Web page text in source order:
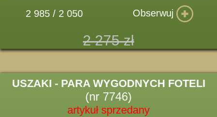
2 985 / 2 050 Obserwuj
2 275 zł
USZAKI - PARA WYGODNYCH FOTELI
(nr 7746)
artykuł sprzedany